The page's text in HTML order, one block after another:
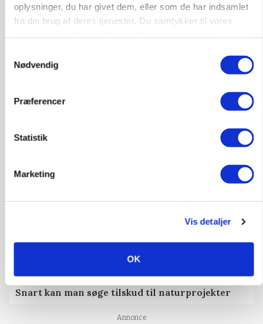
oplysninger, du har givet dem, eller som de har indsamlet
fra din brug af deres tjenester. Du samtykker til vores
Nødvendig
Præferencer
Statistik
Marketing
Vis detaljer
OK
POLITIK
»Nu stopper I«: Landbrugsdebattør og
gødskningslov
Snart kan man søge tilskud til naturprojekter
Annonce